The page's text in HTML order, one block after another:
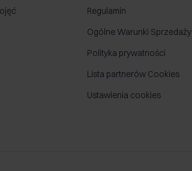
Regulamin
Ogólne Warunki Sprzedaży
Polityka prywatności
Lista partnerów Cookies
Ustawienia cookies